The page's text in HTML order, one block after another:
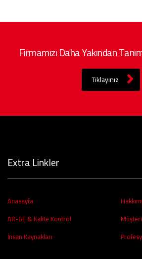
Firmamızı Daha Yakından
Tıklayınız
Extra Linkler
Anasayfa
AR-GE & Kalite Kontrol
İnsan Kaynakları